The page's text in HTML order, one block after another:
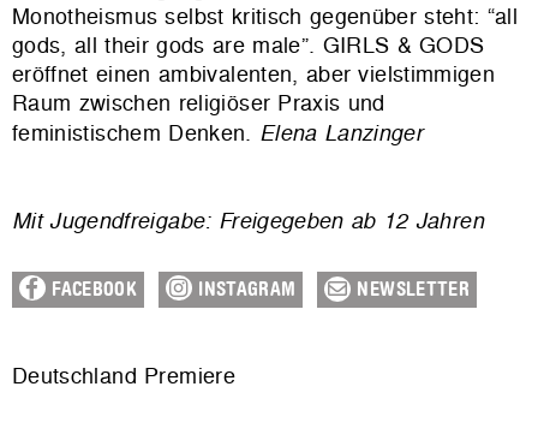
Monotheismus selbst kritisch gegenüber steht: “all
gods, all their gods are male”. GIRLS & GODS
eröffnet einen ambivalenten, aber vielstimmigen
Raum zwischen religiöser Praxis und
feministischem Denken. Elena Lanzinger
Mit Jugendfreigabe: Freigegeben ab 12 Jahren
FACEBOOK INSTAGRAM NEWSLETTER
Deutschland Premiere